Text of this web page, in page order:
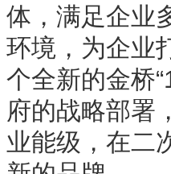
体，满足企业
环境，为企业
个全新的金桥
府的战略部署
业能级，在二